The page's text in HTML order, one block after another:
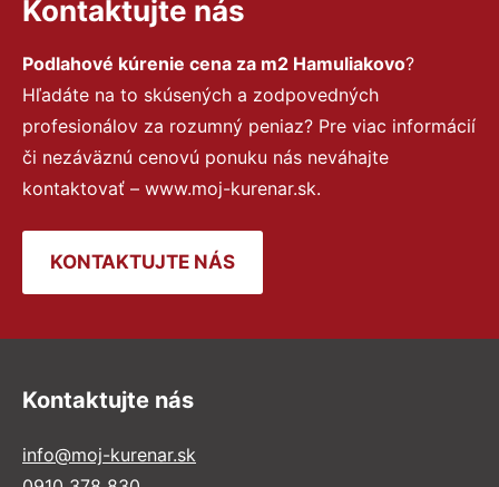
Kontaktujte nás
Podlahové kúrenie cena za m2 Hamuliakovo?
Hľadáte na to skúsených a zodpovedných
profesionálov za rozumný peniaz? Pre viac informácií
či nezáväznú cenovú ponuku nás neváhajte
kontaktovať – www.moj-kurenar.sk.
KONTAKTUJTE NÁS
Kontaktujte nás
info@moj-kurenar.sk